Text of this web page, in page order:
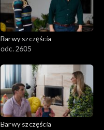
Barwy szczęścia
odc. 2605
Barwy szczęścia